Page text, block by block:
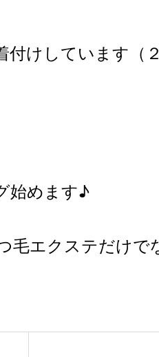
けしています（
始めます♪
毛エクステだけで